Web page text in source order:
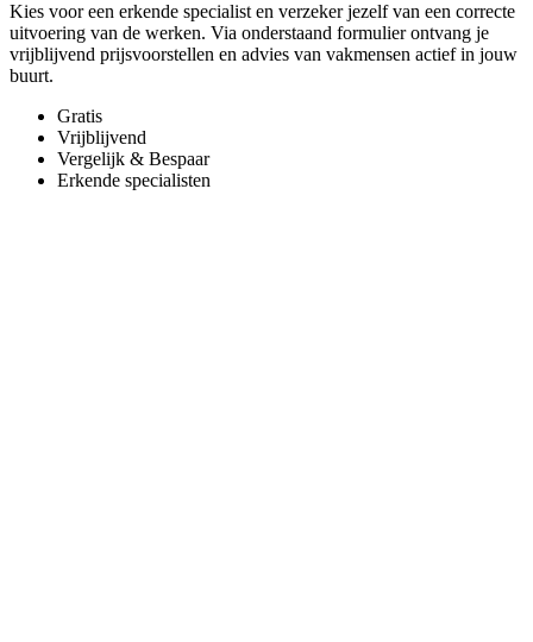
Kies voor een erkende specialist en verzeker jezelf van een correcte
uitvoering van de werken. Via onderstaand formulier ontvang je
vrijblijvend prijsvoorstellen en advies van vakmensen actief in jouw
buurt.
Gratis
Vrijblijvend
Vergelijk & Bespaar
Erkende specialisten